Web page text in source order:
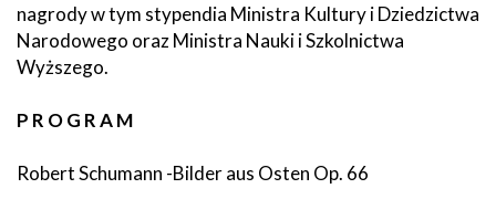
nagrody w tym stypendia Ministra Kultury i Dziedzictwa
Narodowego oraz Ministra Nauki i Szkolnictwa
Wyższego.
P R O G R A M
Robert Schumann -Bilder aus Osten Op. 66